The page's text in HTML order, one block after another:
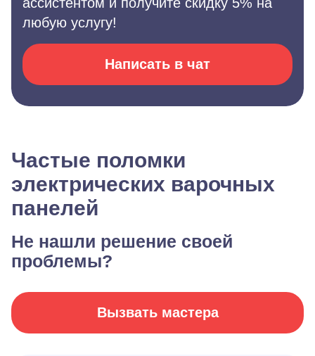
любую услугу!
Написать в чат
Частые поломки
электрических варочных
панелей
Не нашли решение своей
проблемы?
Вызвать мастера